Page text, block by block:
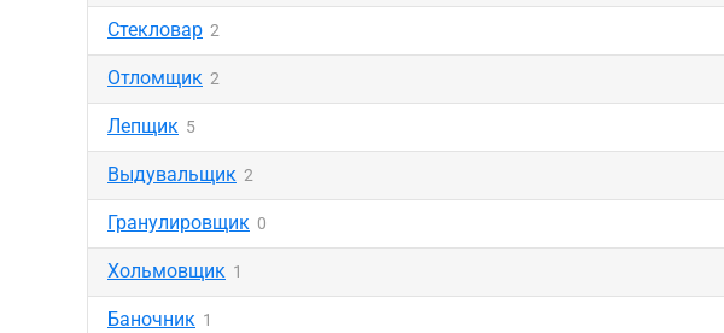
Стекловар 2
Отломщик 2
Лепщик 5
Выдувальщик 2
Гранулировщик 0
Хольмовщик 1
Баночник 1